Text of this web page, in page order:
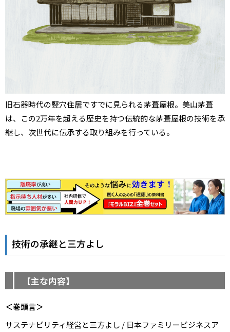
旧石器時代の竪穴住居ですでに見られる茅葺屋根。美山茅葺
は、この2万年を超える歴史を持つ伝統的な茅葺屋根の技術を承
継し、次世代に伝承する取り組みを行っている。
技術の承継と三方よし
【主な内容】
＜巻頭言＞
サステナビリティ経営と三方よし / 日本ファミリービジネスア